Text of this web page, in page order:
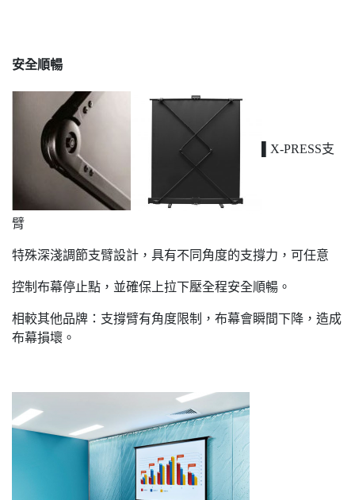
安全順暢
▌X-PRESS支
臂
特殊深淺調節支臂設計，具有不同角度的支撐力，可任意
控制布幕停止點，並確保上拉下壓全程安全順暢。
相較其他品牌：支撐臂有角度限制，布幕會瞬間下降，造成
布幕損壞。